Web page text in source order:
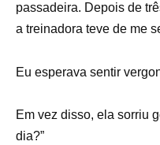
passadeira. Depois de
a treinadora teve de me
Eu esperava sentir
Em vez disso, ela sorriu
dia?”